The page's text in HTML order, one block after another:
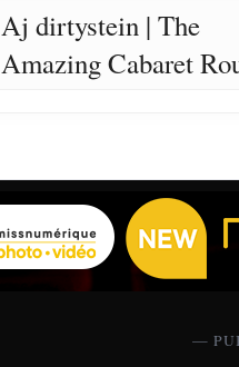
Aj dirtystein | The
Amazing Cabaret
—